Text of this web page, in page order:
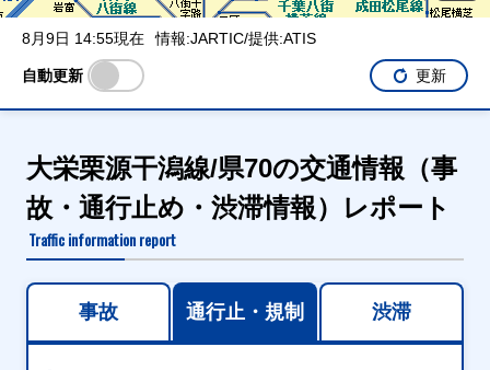
8月9日 14:55現在 情報:JARTIC/提供:ATIS
自動更新 更新
大栄栗源干潟線/県70の交通情報（事
故・通行止め・渋滞情報）レポート
Traffic information report
事故 通行止・規制 渋滞